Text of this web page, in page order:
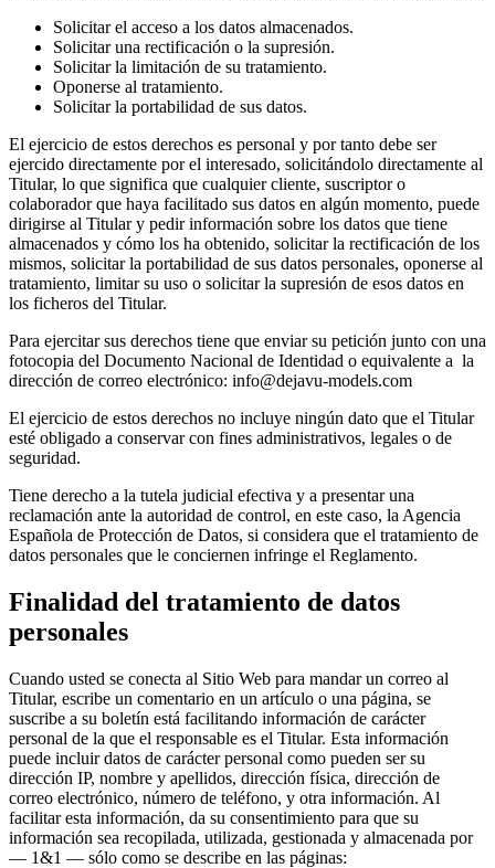
Solicitar el acceso a los datos almacenados.
Solicitar una rectificación o la supresión.
Solicitar la limitación de su tratamiento.
Oponerse al tratamiento.
Solicitar la portabilidad de sus datos.
El ejercicio de estos derechos es personal y por tanto debe ser
ejercido directamente por el interesado, solicitándolo directamente al
Titular, lo que significa que cualquier cliente, suscriptor o
colaborador que haya facilitado sus datos en algún momento, puede
dirigirse al Titular y pedir información sobre los datos que tiene
almacenados y cómo los ha obtenido, solicitar la rectificación de los
mismos, solicitar la portabilidad de sus datos personales, oponerse al
tratamiento, limitar su uso o solicitar la supresión de esos datos en
los ficheros del Titular.
Para ejercitar sus derechos tiene que enviar su petición junto con una
fotocopia del Documento Nacional de Identidad o equivalente a la
dirección de correo electrónico: info@dejavu-models.com
El ejercicio de estos derechos no incluye ningún dato que el Titular
esté obligado a conservar con fines administrativos, legales o de
seguridad.
Tiene derecho a la tutela judicial efectiva y a presentar una
reclamación ante la autoridad de control, en este caso, la Agencia
Española de Protección de Datos, si considera que el tratamiento de
datos personales que le conciernen infringe el Reglamento.
Finalidad del tratamiento de datos
personales
Cuando usted se conecta al Sitio Web para mandar un correo al
Titular, escribe un comentario en un artículo o una página, se
suscribe a su boletín está facilitando información de carácter
personal de la que el responsable es el Titular. Esta información
puede incluir datos de carácter personal como pueden ser su
dirección IP, nombre y apellidos, dirección física, dirección de
correo electrónico, número de teléfono, y otra información. Al
facilitar esta información, da su consentimiento para que su
información sea recopilada, utilizada, gestionada y almacenada por
— 1&1 — sólo como se describe en las páginas: